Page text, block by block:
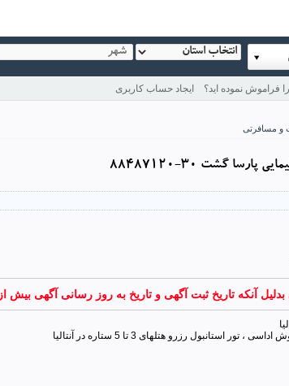
فراموش نموده اید؟ ایجاد حساب کاربری
و مسافرتی
گشت 30-88487120
آنکه تاریخ ثبت آگهی و تاریخ به روز رسانی آگهی
تور استانبول رزرو هتلهای 3 تا 5 ستاره در آنتالیا